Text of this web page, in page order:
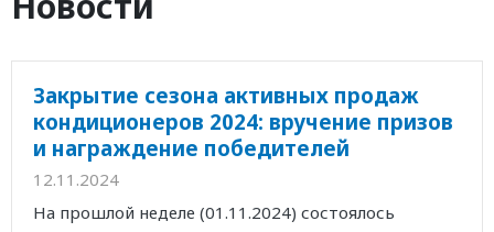
Закрытие сезона активных продаж
кондиционеров 2024: вручение призов
и награждение победителей
12.11.2024
На прошлой неделе (01.11.2024) состоялось